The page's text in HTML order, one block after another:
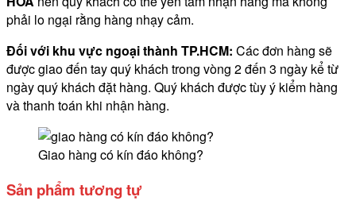
phải lo ngại rằng hàng nhạy cảm.
Đối với khu vực ngoại thành TP.HCM: Các đơn hàng sẽ
được giao đến tay quý khách trong vòng 2 đến 3 ngày kể từ
ngày quý khách đặt hàng. Quý khách được tùy ý kiểm hàng
và thanh toán khi nhận hàng.
Giao hàng có kín đáo không?
Sản phẩm tương tự